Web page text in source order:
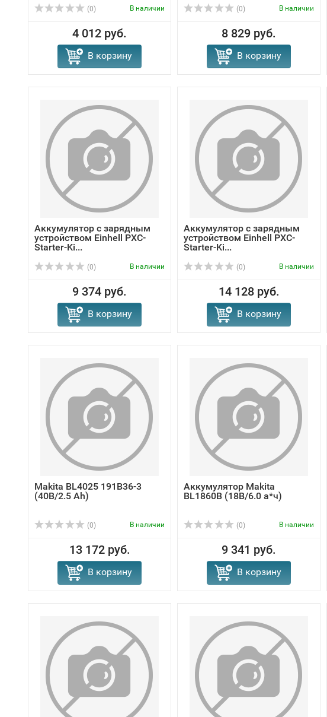
(0) В наличии
4 012 руб.
В корзину
(0) В наличии
8 829 руб.
В корзину
Аккумулятор с зарядным
устройством Einhell PXC-
Starter-Ki...
(0) В наличии
9 374 руб.
В корзину
Аккумулятор с зарядным
устройством Einhell PXC-
Starter-Ki...
(0) В наличии
14 128 руб.
В корзину
Makita BL4025 191B36-3
(40В/2.5 Ah)
(0) В наличии
13 172 руб.
В корзину
Аккумулятор Makita
BL1860B (18В/6.0 а*ч)
(0) В наличии
9 341 руб.
В корзину